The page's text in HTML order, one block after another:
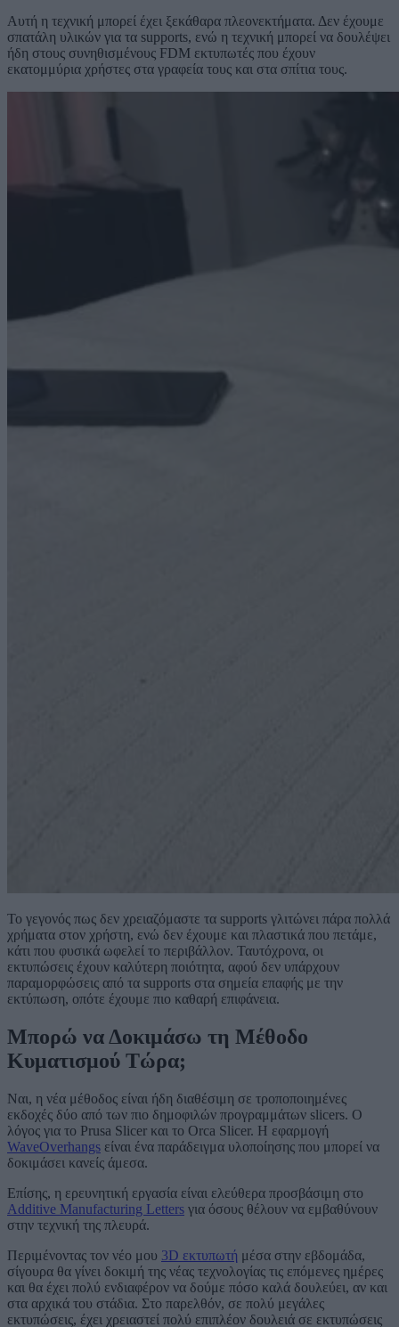
Αυτή η τεχνική μπορεί έχει ξεκάθαρα πλεονεκτήματα. Δεν έχουμε
σπατάλη υλικών για τα supports, ενώ η τεχνική μπορεί να δουλέψει
ήδη στους συνηθισμένους FDM εκτυπωτές που έχουν
εκατομμύρια χρήστες στα γραφεία τους και στα σπίτια τους.
Το γεγονός πως δεν χρειαζόμαστε τα supports γλιτώνει πάρα πολλά
χρήματα στον χρήστη, ενώ δεν έχουμε και πλαστικά που πετάμε,
κάτι που φυσικά ωφελεί το περιβάλλον. Ταυτόχρονα, οι
εκτυπώσεις έχουν καλύτερη ποιότητα, αφού δεν υπάρχουν
παραμορφώσεις από τα supports στα σημεία επαφής με την
εκτύπωση, οπότε έχουμε πιο καθαρή επιφάνεια.
Μπορώ να Δοκιμάσω τη Μέθοδο
Κυματισμού Τώρα;
Ναι, η νέα μέθοδος είναι ήδη διαθέσιμη σε τροποποιημένες
εκδοχές δύο από των πιο δημοφιλών προγραμμάτων slicers. Ο
λόγος για το Prusa Slicer και το Orca Slicer. Η εφαρμογή
WaveOverhangs είναι ένα παράδειγμα υλοποίησης που μπορεί να
δοκιμάσει κανείς άμεσα.
Επίσης, η ερευνητική εργασία είναι ελεύθερα προσβάσιμη στο
Additive Manufacturing Letters για όσους θέλουν να εμβαθύνουν
στην τεχνική της πλευρά.
Περιμένοντας τον νέο μου 3D εκτυπωτή μέσα στην εβδομάδα,
σίγουρα θα γίνει δοκιμή της νέας τεχνολογίας τις επόμενες ημέρες
και θα έχει πολύ ενδιαφέρον να δούμε πόσο καλά δουλεύει, αν και
στα αρχικά του στάδια. Στο παρελθόν, σε πολύ μεγάλες
εκτυπώσεις, έχει χρειαστεί πολύ επιπλέον δουλειά σε εκτυπώσεις